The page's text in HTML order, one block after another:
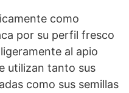
como
por su perfil fresco
al apio
utilizan tanto sus
como sus semillas